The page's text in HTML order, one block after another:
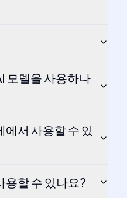
모델을 사용하나
서 사용할 수 있
용할 수 있나요?